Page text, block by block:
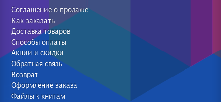
Соглашение о продаже
Как заказать
Доставка товаров
Способы оплаты
Акции и скидки
Обратная связь
Возврат
Оформление заказа
Файлы к книгам